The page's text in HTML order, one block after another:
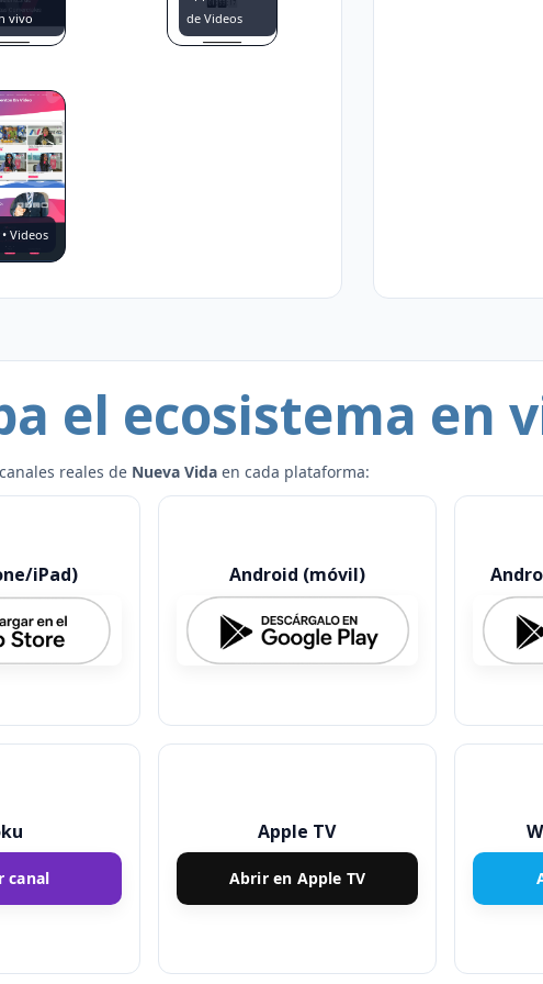
vivo
de Videos
Videos
el ecosistema en
reales de Nueva Vidaen cada plataforma:
iPad) Android (móvil)
canal
Apple TV
Abrir en Apple TV